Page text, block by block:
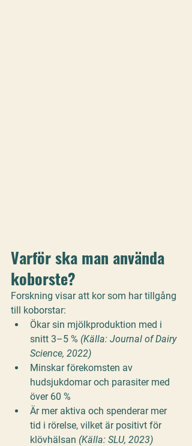
Varför ska man använda
koborste?
Forskning visar att kor som har tillgång
till koborstar:
Ökar sin mjölkproduktion med i
snitt 3–5 % (Källa: Journal of Dairy
Science, 2022)
Minskar förekomsten av
hudsjukdomar och parasiter med
över 60 %
Är mer aktiva och spenderar mer
tid i rörelse, vilket är positivt för
klövhälsan (Källa: SLU, 2023)